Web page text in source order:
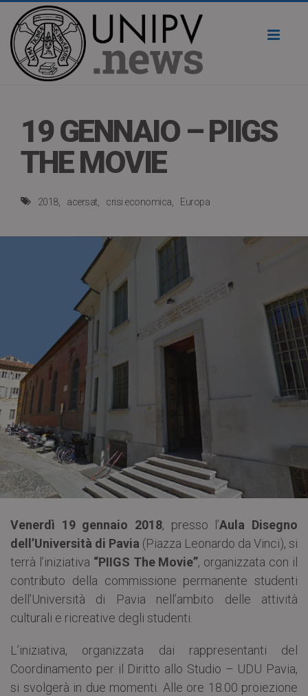
19 GENNAIO – PIIGS
THE MOVIE
2018 acersat crisi economica Europa
Venerdì 19 gennaio 2018, presso l’Aula Disegno
dell’Università di Pavia (Piazza Leonardo da Vinci), si
terrà l’iniziativa “PIIGS The Movie”, organizzata con il
contributo della commissione permanente studenti
dell’Università di Pavia nell’ambito delle attività
culturali e ricreative degli studenti.
L’iniziativa, organizzata dai rappresentanti del
Coordinamento per il Diritto allo Studio – UDU Pavia,
si svolgerà in due momenti. Alle ore 18.00 proiezione